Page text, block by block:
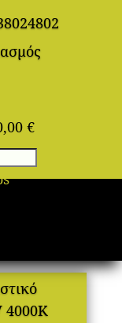
€
4000K